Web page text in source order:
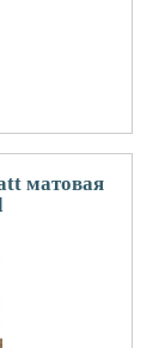
матовая